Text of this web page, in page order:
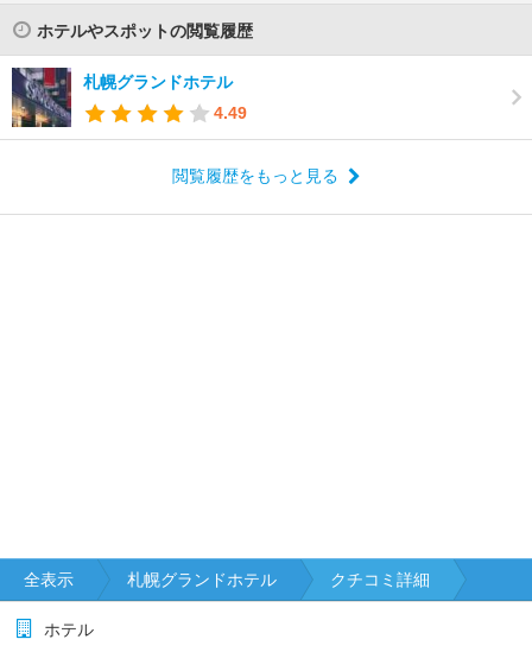
ホテルやスポットの閲覧履歴
札幌グランドホテル
4.49
閲覧履歴をもっと見る
全表示 札幌グランドホテル クチコミ詳細
ホテル